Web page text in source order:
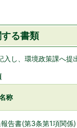
る書類
し、環境政策課へ提
称
告書(第3条第1項関係)